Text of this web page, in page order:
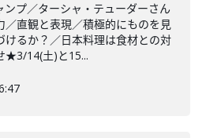
ンプ／ターシャ・テューダーさん
／直観と表現／積極的にものを見
けるか？／日本料理は食材との対
★3/14(土)と15...